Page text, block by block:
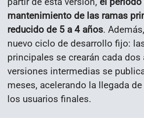
mantenimiento de las ramas
reducido de 5 a 4 años.
nuevo ciclo de desarrollo fijo:
principales se crearán cada dos
versiones intermedias se
meses, acelerando la llegada
los usuarios finales.